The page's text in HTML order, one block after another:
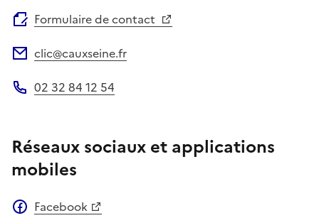
Formulaire de contact
clic@cauxseine.fr
02 32 84 12 54
Réseaux sociaux et applications
mobiles
Facebook